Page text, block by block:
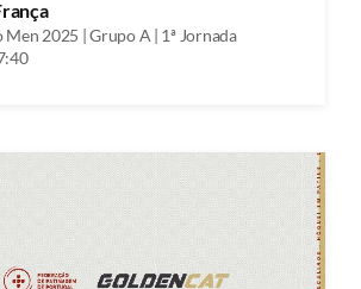
Men 2025 | Grupo A | 1ª Jornada